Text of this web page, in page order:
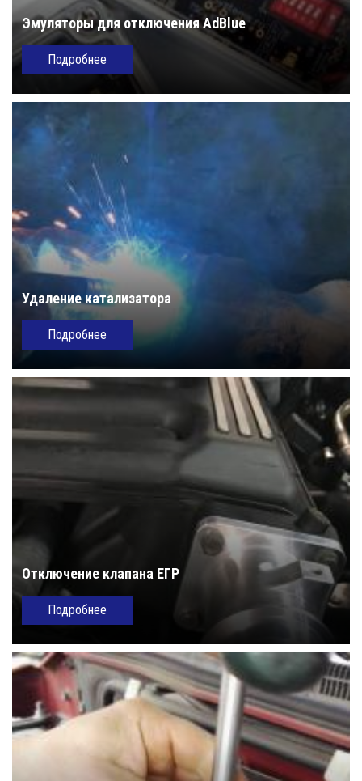
Эмуляторы для отключения AdBlue
Подробнее
Удаление катализатора
Подробнее
Отключение клапана ЕГР
Подробнее